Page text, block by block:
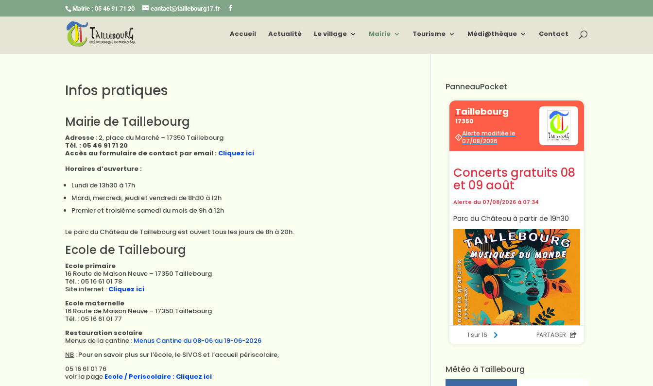
Mairie : 05 46 91 71 20 contact@taillebourg17.fr
Accueil Actualité Le village Mairie Tourisme Médi@thèque Contact
Infos pratiques
Mairie de Taillebourg
Adresse : 2, place du Marché – 17350 Taillebourg
Tél. : 05 46 91 71 20
Accès au formulaire de contact par email : Cliquez ici
Horaires d’ouverture :
Lundi de 13h30 à 17h
Mardi, mercredi, jeudi et vendredi de 8h30 à 12h
Premier et troisième samedi du mois de 9h à 12h
Le parc du Château de Taillebourg est ouvert tous les jours de 8h à 20h.
Ecole de Taillebourg
Ecole primaire
16 Route de Maison Neuve – 17350 Taillebourg
Tél. : 05 16 61 01 78
Site internet : Cliquez ici
Ecole maternelle
16 Route de Maison Neuve – 17350 Taillebourg
Tél. : 05 16 61 01 77
Restauration scolaire
Menus de la cantine : Menus Cantine du 08-06 au 19-06-2026
NB : Pour en savoir plus sur l’école, le SIVOS et l’accueil périscolaire,
05 16 61 01 76
voir la page Ecole / Periscolaire : Cliquez ici
PanneauPocket
Météo à Taillebourg